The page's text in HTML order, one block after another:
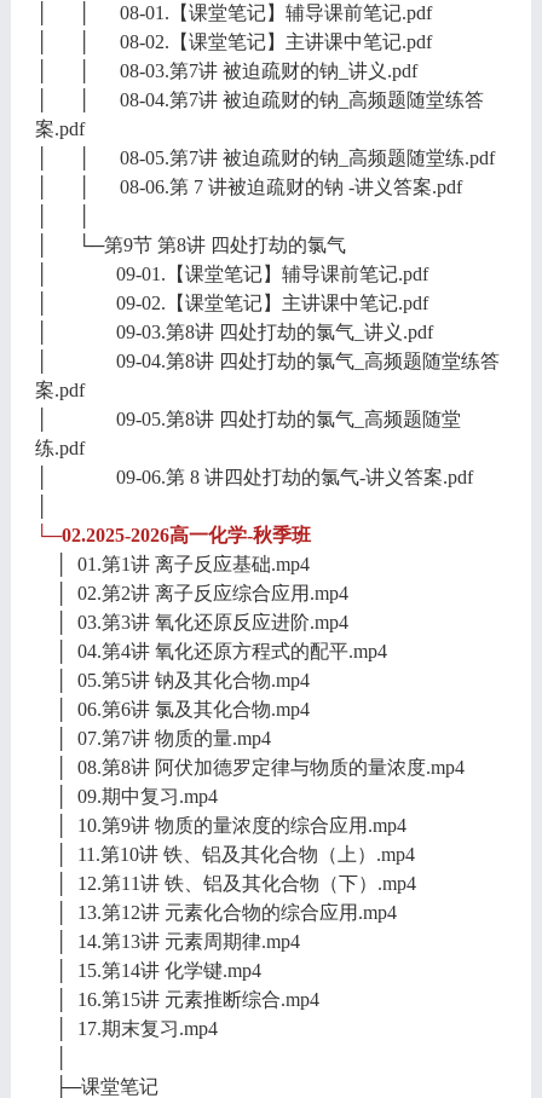
│ │ 08-01.【课堂笔记】辅导课前笔记.pdf
│ │ 08-02.【课堂笔记】主讲课中笔记.pdf
│ │ 08-03.第7讲 被迫疏财的钠_讲义.pdf
│ │ 08-04.第7讲 被迫疏财的钠_高频题随堂练答
案.pdf
│ │ 08-05.第7讲 被迫疏财的钠_高频题随堂练.pdf
│ │ 08-06.第 7 讲被迫疏财的钠 -讲义答案.pdf
│ └─第9节 第8讲 四处打劫的氯气
│ 09-01.【课堂笔记】辅导课前笔记.pdf
│ 09-02.【课堂笔记】主讲课中笔记.pdf
│ 09-03.第8讲 四处打劫的氯气_讲义.pdf
│ 09-04.第8讲 四处打劫的氯气_高频题随堂练答
案.pdf
│ 09-05.第8讲 四处打劫的氯气_高频题随堂
练.pdf
│ 09-06.第 8 讲四处打劫的氯气-讲义答案.pdf
└─02.2025-2026高一化学-秋季班
│ 01.第1讲 离子反应基础.mp4
│ 02.第2讲 离子反应综合应用.mp4
│ 03.第3讲 氧化还原反应进阶.mp4
│ 04.第4讲 氧化还原方程式的配平.mp4
│ 05.第5讲 钠及其化合物.mp4
│ 06.第6讲 氯及其化合物.mp4
│ 07.第7讲 物质的量.mp4
│ 08.第8讲 阿伏加德罗定律与物质的量浓度.mp4
│ 09.期中复习.mp4
│ 10.第9讲 物质的量浓度的综合应用.mp4
│ 11.第10讲 铁、铝及其化合物（上）.mp4
│ 12.第11讲 铁、铝及其化合物（下）.mp4
│ 13.第12讲 元素化合物的综合应用.mp4
│ 14.第13讲 元素周期律.mp4
│ 15.第14讲 化学键.mp4
│ 16.第15讲 元素推断综合.mp4
│ 17.期末复习.mp4
├─课堂笔记